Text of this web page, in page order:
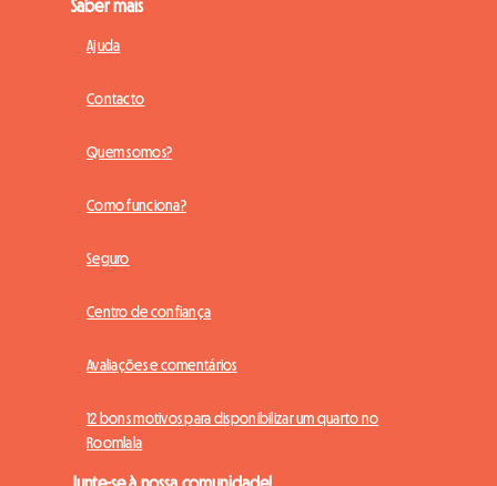
Saber mais
Ajuda
Contacto
Quem somos?
Como funciona?
Seguro
Centro de confiança
Avaliações e comentários
12 bons motivos para disponibilizar um quarto no
Roomlala
Junte-se à nossa comunidade!